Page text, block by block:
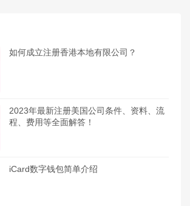
如何成立注册香港本地有限公司？
2023年最新注册美国公司条件、资料、流
程、费用等全面解答！
iCard数字钱包简单介绍